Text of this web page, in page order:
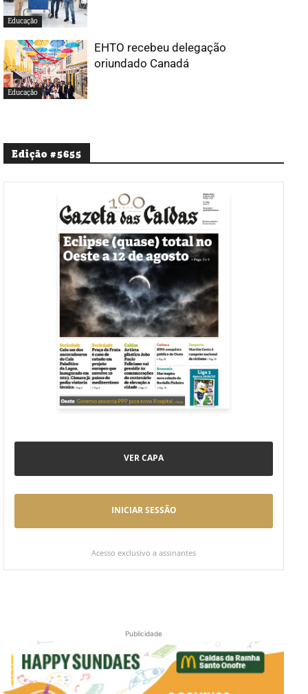
Educação
Educação
EHTO recebeu delegação
oriundado Canadá
Edição #5655
VER CAPA
INICIAR SESSÃO
Acesso exclusivo a assinantes
Publicidade